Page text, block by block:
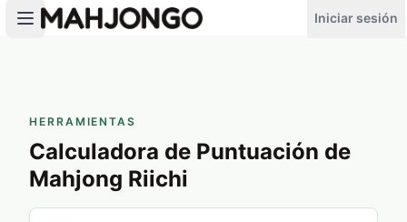
Iniciar sesión
HERRAMIENTAS
Calculadora de Puntuación de
Mahjong Riichi